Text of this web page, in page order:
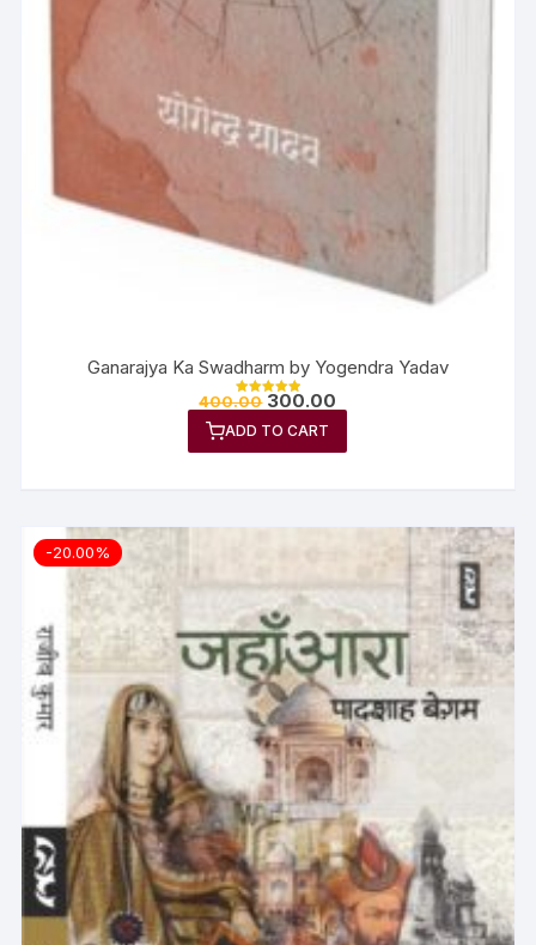
Ganarajya Ka Swadharm by Yogendra Yadav
Rated
out of 5
400.00 300.00
ADD TO CART
-20.00%